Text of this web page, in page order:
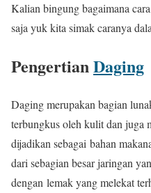
Kalian bingung bagaimana
saja yuk kita simak caranya
PengertianDaging
Daging merupakan bagian
terbungkus oleh kulit dan juga
dijadikan sebagai bahan
dari sebagian besar jaringan
dengan lemak yang melekat